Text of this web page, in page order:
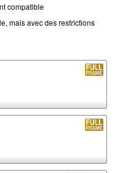
compatible
mais avec des restrictions